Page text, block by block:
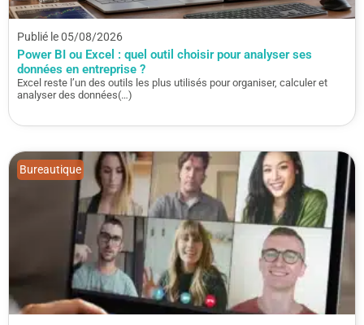
Publié le 05/08/2026
Power BI ou Excel : quel outil choisir pour analyser ses
données en entreprise ?
Excel reste l’un des outils les plus utilisés pour organiser, calculer et
analyser des données(…)
Bureautique